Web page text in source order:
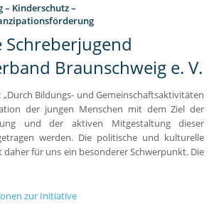
– Kinderschutz –
Schreberjugend
Braunschweig e. V.
Bildungs- und Gemeinschaftsaktivitäten
der jungen Menschen mit dem Ziel der
und der aktiven Mitgestaltung dieser
werden. Die politische und kulturelle
daher für uns ein besonderer Schwerpunkt. Die
zur Initiative